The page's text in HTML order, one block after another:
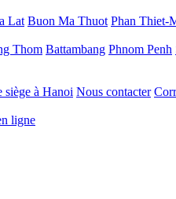
Lat Buon Ma Thuot Phan Thiet-
Thom Battambang Phnom Penh
siège à Hanoi Nous contacter
ligne